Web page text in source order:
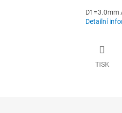
D1=3.0mm
Detailní
TISK